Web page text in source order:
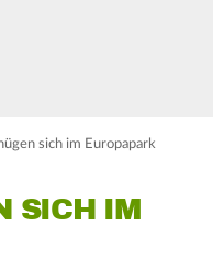
sich im Europapark
SICH IM